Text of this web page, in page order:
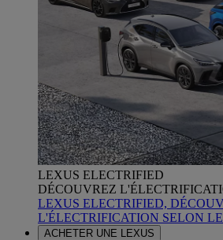
LEXUS ELECTRIFIED
DÉCOUVREZ
LEXUS ELECTRIFIED,
L'ÉLECTRIFICATION SELON
ACHETER UNE LEXUS